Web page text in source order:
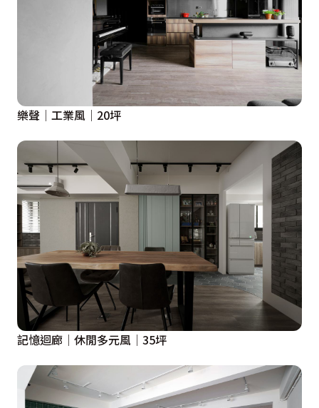
樂聲│工業風│20坪
記憶迴廊│休閒多元風│35坪